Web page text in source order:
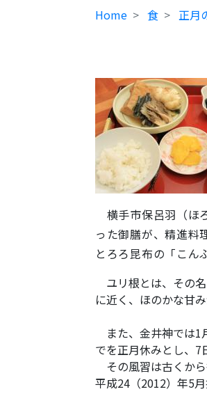
Home 食 正月
横手市保呂羽（ほ
った御膳が、精進料
とろろ昆布の「こん
ユリ根とは、その
に近く、ほのかな甘
また、金井神では1
でを正月休みとし、7
その風習は古くか
平成24（2012）年5